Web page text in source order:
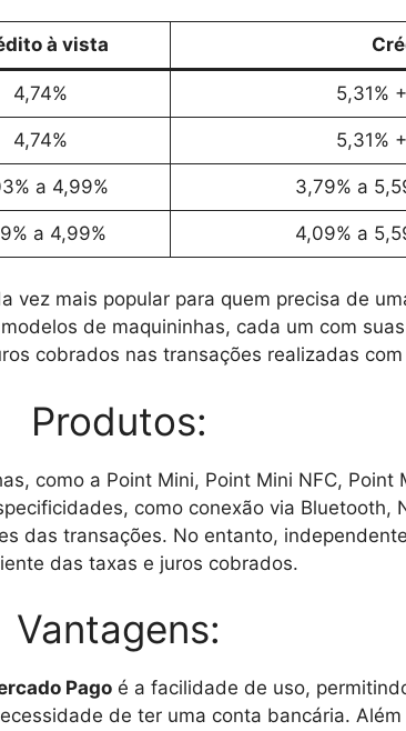
à vista
4,74% 5,31%
4,74% 5,31%
a 4,99% 3,79% a
a 4,99% 4,09% a
vez mais popular para quem precisa de
de maquininhas, cada um com
cobrados nas transações realizadas
Produtos:
como a Point Mini, Point Mini NFC, Point
como conexão via Bluetooth,
das transações. No entanto,
das taxas e juros cobrados.
Vantagens:
Pagoé a facilidade de uso,
de ter uma conta bancária.